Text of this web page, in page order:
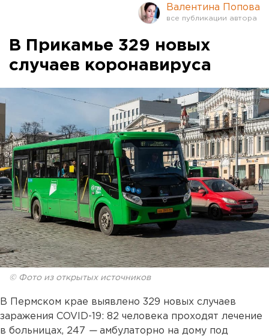
Валентина Попова
В Прикамье 329 новых
случаев коронавируса
© Фото из открытых источников
В Пермском крае выявлено 329 новых случаев
заражения COVID-19: 82 человека проходят лечение
в больницах, 247 —амбулаторно на дому под